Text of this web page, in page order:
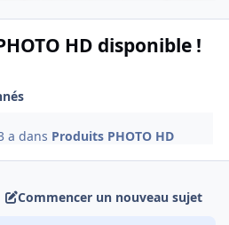
HD disponible !
a dans Produits PHOTO HD
Commencer un nouveau sujet